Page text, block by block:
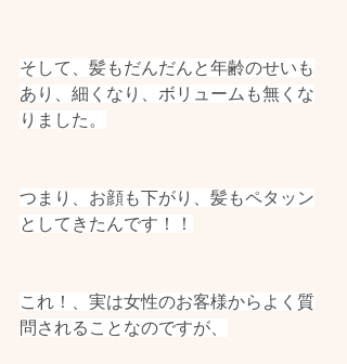
そして、髪もだんだんと年齢のせいも
あり、細くなり、ボリュームも無くな
りました。
つまり、お顔も下がり、髪もペタッン
としてきたんです！！
これ！、実は女性のお客様からよく質
問されることなのですが、